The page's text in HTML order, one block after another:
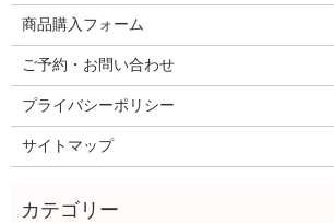
商品購入フォーム
ご予約・お問い合わせ
プライバシーポリシー
サイトマップ